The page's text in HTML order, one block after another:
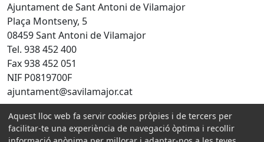
Ajuntament de Sant Antoni de Vilamajor
Plaça Montseny, 5
08459 Sant Antoni de Vilamajor
Tel. 938 452 400
Fax 938 452 051
NIF P0819700F
ajuntament@savilamajor.cat
Amb la col·laboració de:
Aquest lloc web fa servir cookies pròpies i de tercers per
facilitar-te una experiència de navegació òptima i recollir